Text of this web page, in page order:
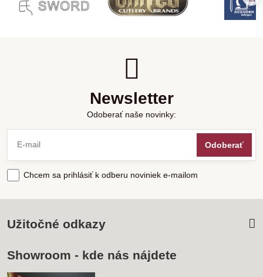
Newsletter
Odoberať naše novinky:
Odoberať
Chcem sa prihlásiť k odberu noviniek e-mailom
Užitočné odkazy
Showroom - kde nás nájdete